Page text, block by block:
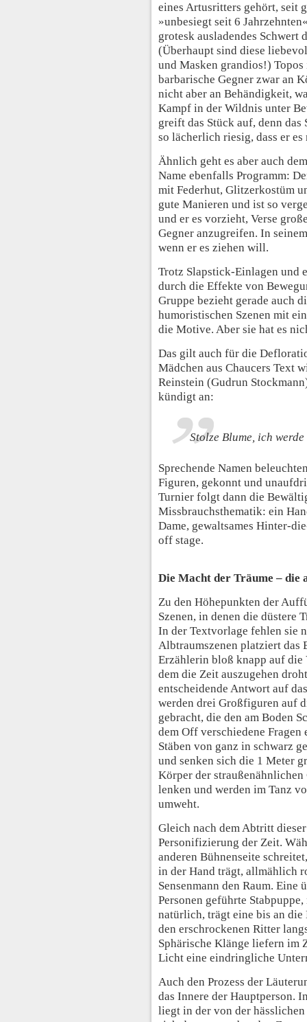
eines Artusritters gehört, seit
»unbesiegt seit 6
grotesk ausladendes Schwert
(Überhaupt sind diese
und Masken grandios!)
barbarische Gegner zwar an
nicht aber an Behändigkeit,
Kampf in der Wildnis unter
greift das Stück auf, denn
so lächerlich riesig, dass er
Ähnlich geht es aber auch
Name ebenfalls Programm:
mit Federhut, Glitzerkostüm
gute Manieren und ist so
und er es vorzieht, Verse
Gegner anzugreifen. In
wenn er es ziehen will.
Trotz Slapstick-Einlagen und
durch die Effekte von
Gruppe bezieht gerade auch
humoristischen Szenen mit
die Motive. Aber sie hat es
Das gilt auch für die
Mädchen aus Chaucers Text
Reinstein (Gudrun
kündigt an:
Stolze Blume, ich
Sprechende Namen
Figuren, gekonnt und
Turnier folgt dann die
Missbrauchsthematik: ein
Dame, gewaltsames Hinter-
off stage.
Die Macht der Träume – die
Zu den Höhepunkten der
Szenen, in denen die düstere
In der Textvorlage fehlen sie
Albtraumszenen platziert das
Erzählerin bloß knapp auf
dem die Zeit auszugehen
entscheidende Antwort auf
werden drei Großfiguren auf
gebracht, die den am Boden
dem Off verschiedene
Stäben von ganz in schwarz
und senken sich die 1 Meter
Körper der
lenken und werden im Tanz
umweht.
Gleich nach dem Abtritt
Personifizierung der Zeit.
anderen Bühnenseite
in der Hand trägt, allmählich
Sensenmann den Raum.
Personen geführte
natürlich, trägt eine bis an die
den erschrockenen Ritter
Sphärische Klänge liefern im
Licht eine eindringliche
Auch den Prozess der
das Innere der Hauptperson.
liegt in der von der